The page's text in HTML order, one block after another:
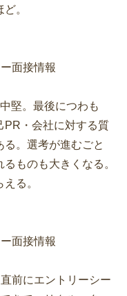
。
面接情報
堅。最後につわも
PR・会社に対する質
。選考が進むごと
ものも大きくなる。
る。
面接情報
前にエントリーシー